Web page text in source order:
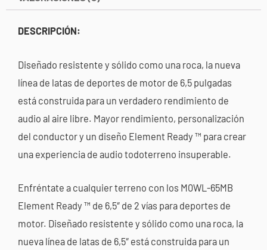
DESCRIPCIÓN:
Diseñado resistente y sólido como una roca, la nueva
línea de latas de deportes de motor de 6,5 pulgadas
está construida para un verdadero rendimiento de
audio al aire libre. Mayor rendimiento, personalización
del conductor y un diseño Element Ready ™ para crear
una experiencia de audio todoterreno insuperable.
Enfréntate a cualquier terreno con los M0WL-65MB
Element Ready ™ de 6,5″ de 2 vías para deportes de
motor. Diseñado resistente y sólido como una roca, la
nueva línea de latas de 6,5″ está construida para un